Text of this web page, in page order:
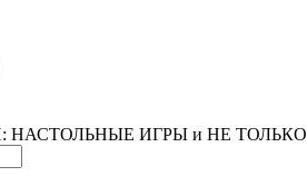
НАСТОЛЬНЫЕ ИГРЫ и НЕ ТОЛЬКО